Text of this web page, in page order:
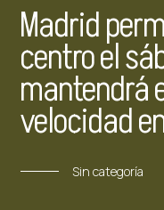
Madrid
centro el
mantendrá
velocidad
Sin categoría